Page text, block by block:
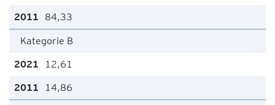
84,33
Kategorie B
12,61
14,86